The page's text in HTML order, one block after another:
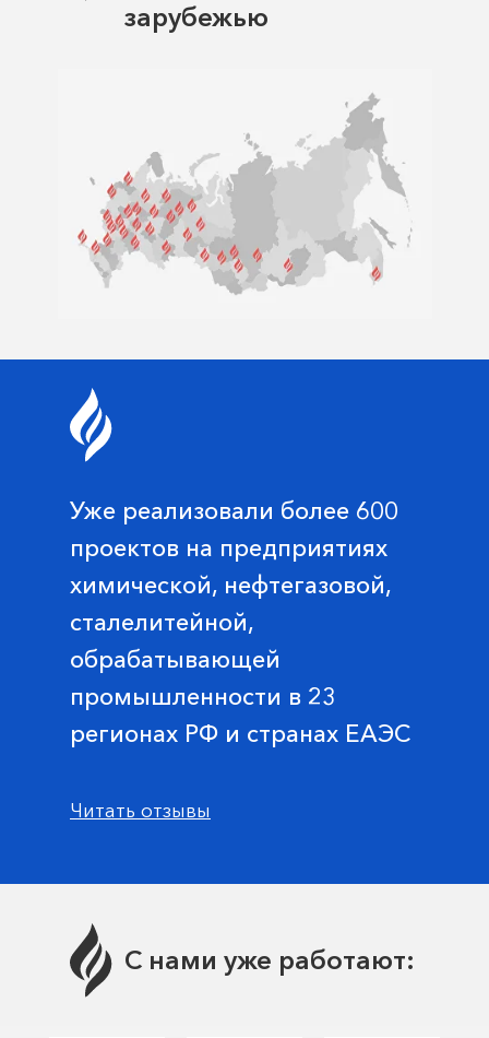
зарубежью
Уже реализовали более 600
проектов на предприятиях
химической, нефтегазовой,
сталелитейной,
обрабатывающей
промышленности в 23
регионах РФ и странах ЕАЭС
Читать отзывы
С нами уже работают: